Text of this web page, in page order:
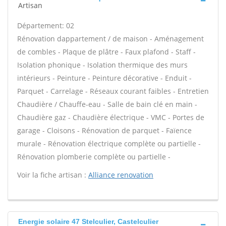
Artisan
Département: 02
Rénovation dappartement / de maison - Aménagement
de combles - Plaque de plâtre - Faux plafond - Staff -
Isolation phonique - Isolation thermique des murs
intérieurs - Peinture - Peinture décorative - Enduit -
Parquet - Carrelage - Réseaux courant faibles - Entretien
Chaudière / Chauffe-eau - Salle de bain clé en main -
Chaudière gaz - Chaudière électrique - VMC - Portes de
garage - Cloisons - Rénovation de parquet - Faïence
murale - Rénovation électrique complète ou partielle -
Rénovation plomberie complète ou partielle -
Voir la fiche artisan : Alliance renovation
Energie solaire 47 Stelculier, Castelculier